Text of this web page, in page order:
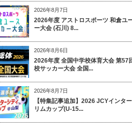
2026年8月7日
2026年度 アストロスポーツ 和倉ユ
ー大会 (石川) 8...
2026年8月6日
2026年度 全国中学校体育大会 第57
校サッカー大会 全国...
2026年8月7日
【特集記事追加】2026 JCYインタ
リムカップ(U-15...